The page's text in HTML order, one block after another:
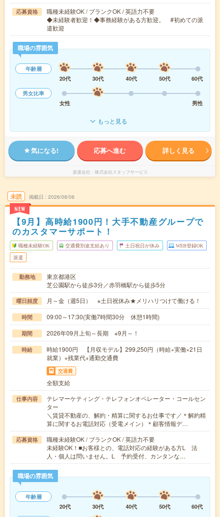
応募資格
職種未経験OK / ブランクOK / 英語力不要
◆未経験者歓迎！◆事務経験がある方歓迎。 #初めての派
遣歓迎
職場の雰囲気
年齢層
20代
30代 40代 50代
60代
男女比率
女性
男性
もっと見る
気になる! 応募へ進む 詳しく見る
派遣会社 株式会社スタッフサービス
未読
NEW
掲載日 2026/08/06
【9月】高時給1900円！大手不動産グループで
のカスタマーサポート！
職種未経験OK 交通費別途支給あり 土日祝日が休み WEB登録OK
派遣
勤務地
東京都港区
芝公園駅から徒歩3分／赤羽橋駅から徒歩5分
曜日頻度 月～金（週5日） ※土日祝休み★メリハリつけて働ける！
時間 09:00～17:30(実働7時間30分 休憩1時間)
期間 2026年09月上旬～長期 ※9月～！
時給
時給1900円 【月収モデル】299,250円（時給×実働×21日
就業）+残業代+通勤交通費
交通費
全額支給
仕事内容
テレマーケティング・テレフォンオペレーター・コールセン
ター
＼賃貸不動産の、解約・精算に関するお仕事です／＊解約精
算に関するお電話対応（受電メイン）＊顧客情報デ…
応募資格
職種未経験OK / ブランクOK / 英語力不要
未経験OK！■お客様との、電話対応の経験がある方L 法
人・個人は問いません。L 予約受付、カンタンな…
職場の雰囲気
年齢層
20代
30代 40代 50代
60代